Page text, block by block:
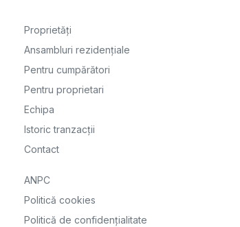
Proprietăți
Ansambluri rezidențiale
Pentru cumpărători
Pentru proprietari
Echipa
Istoric tranzacții
Contact
ANPC
Politică cookies
Politică de confidențialitate